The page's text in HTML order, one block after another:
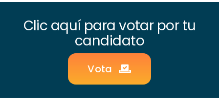
Clic aquí para votar por tu
candidato
Vota